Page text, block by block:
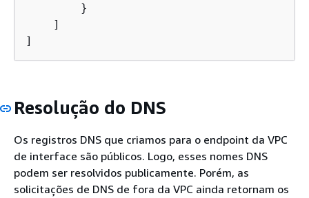
        }
    ]
]
Resolução do DNS
Os registros DNS que criamos para o endpoint da VPC
de interface são públicos. Logo, esses nomes DNS
podem ser resolvidos publicamente. Porém, as
solicitações de DNS de fora da VPC ainda retornam os